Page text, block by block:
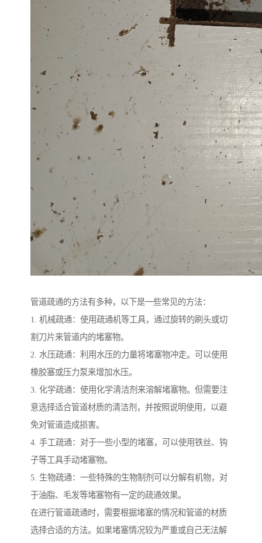
管道疏通的方法有多种，以下是一些常见的方法：
1. 机械疏通：使用疏通机等工具，通过旋转的刷头或切
割刀片来管道内的堵塞物。
2. 水压疏通：利用水压的力量将堵塞物冲走。可以使用
橡胶塞或压力泵来增加水压。
3. 化学疏通：使用化学清洁剂来溶解堵塞物。但需要注
意选择适合管道材质的清洁剂，并按照说明使用，以避
免对管道造成损害。
4. 手工疏通：对于一些小型的堵塞，可以使用铁丝、钩
子等工具手动堵塞物。
5. 生物疏通：一些特殊的生物制剂可以分解有机物，对
于油脂、毛发等堵塞物有一定的疏通效果。
在进行管道疏通时，需要根据堵塞的情况和管道的材质
选择合适的方法。如果堵塞情况较为严重或自己无法解